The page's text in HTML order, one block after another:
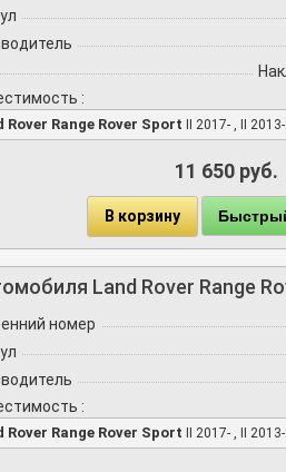
:
Rover Range Rover Sport II 2017- , II
11 650 руб.
В корзину
Land Rover Range
номер
:
Rover Range Rover Sport II 2017- , II